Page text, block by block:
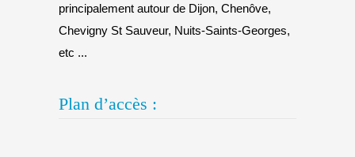
principalement autour de Dijon, Chenôve,
Chevigny St Sauveur, Nuits-Saints-Georges,
etc ...
Plan d’accès :